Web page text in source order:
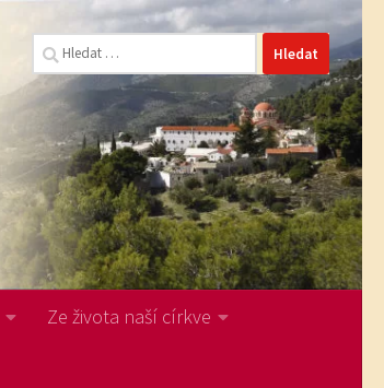
Vyhledávání
Ze života naší církve